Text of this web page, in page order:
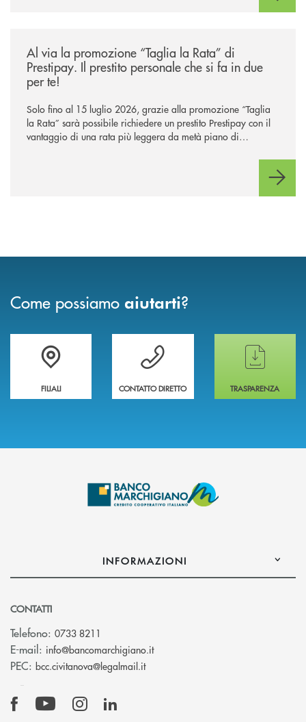
Al via la promozione “Taglia la Rata” di
Prestipay. Il prestito personale che si fa in due
per te!
Solo fino al 15 luglio 2026, grazie alla promozione “Taglia
la Rata” sarà possibile richiedere un prestito Prestipay con il
vantaggio di una rata più leggera da metà piano di
Come possiamo aiutarti?
Trova la filiale più vicina a te
FILIALI
Hai bisogno di assistenza immediata ?
CONTATTO DIRETTO
Hai bisogno di
TRASPARENZA
INFORMAZIONI
CONTATTI
Telefono: 0733 8211
E-mail: info@bancomarchigiano.it(si apre l’app di posta
PEC: bcc.civitanova@legalmail.it(si apre l’app di posta elettronica)